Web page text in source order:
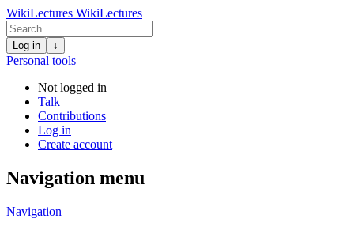
WikiLectures WikiLectures
Log in ↓
Personal tools
Not logged in
Talk
Contributions
Log in
Create account
Navigation menu
Navigation